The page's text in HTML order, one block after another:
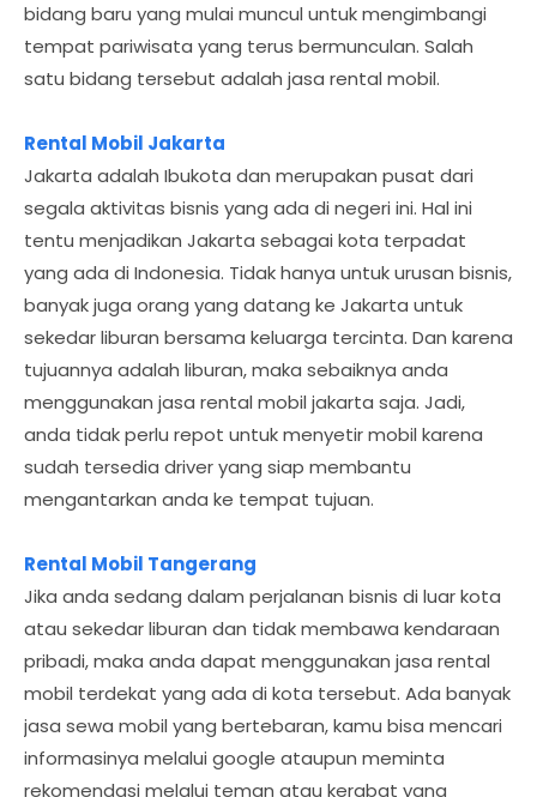
bidang baru yang mulai muncul untuk mengimbangi
tempat pariwisata yang terus bermunculan. Salah
satu bidang tersebut adalah jasa rental mobil.
Rental Mobil Jakarta
Jakarta adalah Ibukota dan merupakan pusat dari
segala aktivitas bisnis yang ada di negeri ini. Hal ini
tentu menjadikan Jakarta sebagai kota terpadat
yang ada di Indonesia. Tidak hanya untuk urusan bisnis,
banyak juga orang yang datang ke Jakarta untuk
sekedar liburan bersama keluarga tercinta. Dan karena
tujuannya adalah liburan, maka sebaiknya anda
menggunakan jasa rental mobil jakarta saja. Jadi,
anda tidak perlu repot untuk menyetir mobil karena
sudah tersedia driver yang siap membantu
mengantarkan anda ke tempat tujuan.
Rental Mobil Tangerang
Jika anda sedang dalam perjalanan bisnis di luar kota
atau sekedar liburan dan tidak membawa kendaraan
pribadi, maka anda dapat menggunakan jasa rental
mobil terdekat yang ada di kota tersebut. Ada banyak
jasa sewa mobil yang bertebaran, kamu bisa mencari
informasinya melalui google ataupun meminta
rekomendasi melalui teman atau kerabat yang